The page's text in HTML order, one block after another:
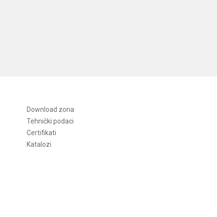
Download zona
Tehnički podaci
Certifikati
Katalozi